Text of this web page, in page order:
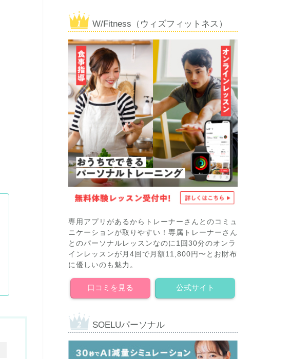
W/Fitness（ウィズフィットネス）
専用アプリがあるからトレーナーさんとのコミュ
ニケーションが取りやすい！専属トレーナーさん
とのパーソナルレッスンなのに1回30分のオンラ
インレッスンが月4回で月額11,800円〜とお財布
に優しいのも魅力。
口コミを見る 公式サイト
SOELUパーソナル